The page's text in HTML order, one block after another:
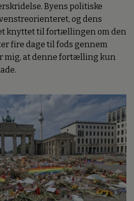
Byens politiske
og dens
knyttet til fortællingen om den
fire dage til fods gennem
mig, at denne fortælling kun